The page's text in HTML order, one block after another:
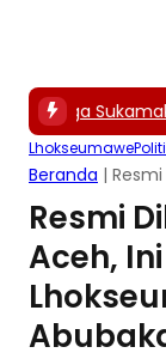
Warga
Lhokseumawe
Beranda |
Resmi
Aceh,